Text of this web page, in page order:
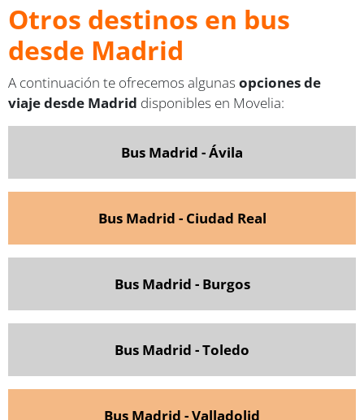
Otros destinos en bus
desde Madrid
A continuación te ofrecemos algunas opciones de
viaje desde Madrid disponibles en Movelia:
Bus Madrid - Ávila
Bus Madrid - Ciudad Real
Bus Madrid - Burgos
Bus Madrid - Toledo
Bus Madrid - Valladolid